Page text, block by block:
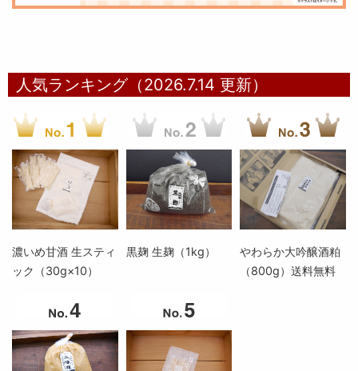
人気ランキング（2026.7.14 更新）
濃いめ甘酒 生スティ
ック（30g×10）
黒麹 生麹（1kg）
やわらか大吟醸酒粕
（800g）送料無料